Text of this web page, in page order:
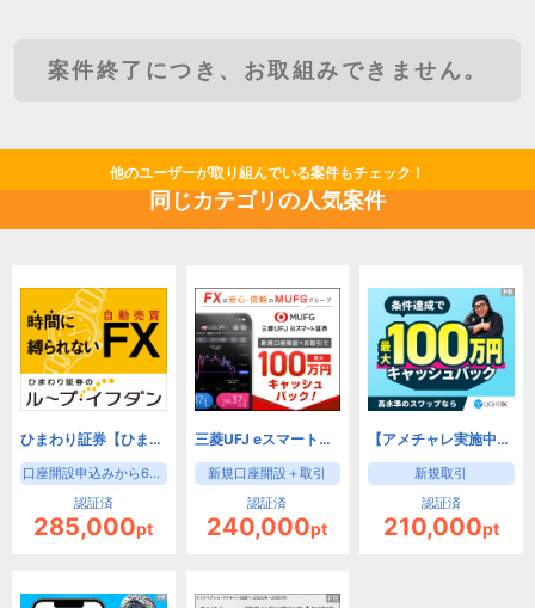
案件終了につき、お取組みできません。
他のユーザーが取り組んでいる案件もチェック！
同じカテゴリの人気案件
ひまわり証券【ひまわりFX】
口座開設申込みから60日以内に、下記①か②どちらかの条件を達成
認証済
285,000pt
三菱UFJ eスマート証券 FX（旧：auカブコム証券）
新規口座開設＋取引
認証済
240,000pt
【アメチャレ実施中！】LIGHT FX（初回入金30万円+新規90lot以上の取引）/トレイダーズ証券
新規取引
認証済
210,000pt